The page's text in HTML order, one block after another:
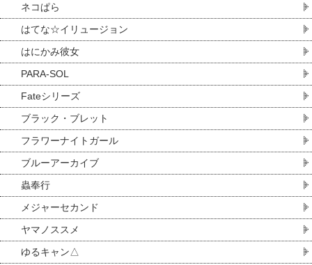
ネコぱら
はてな☆イリュージョン
はにかみ彼女
PARA-SOL
Fateシリーズ
ブラック・ブレット
フラワーナイトガール
ブルーアーカイブ
蟲奉行
メジャーセカンド
ヤマノススメ
ゆるキャン△